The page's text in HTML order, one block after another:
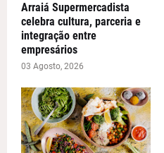
Arraiá Supermercadista
celebra cultura, parceria e
integração entre
empresários
03 Agosto, 2026